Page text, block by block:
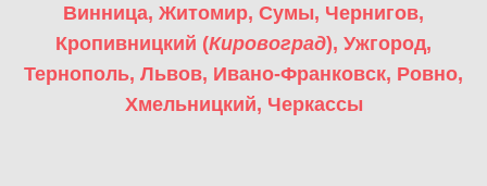
Винница, Житомир, Сумы, Чернигов,
Кропивницкий (Кировоград), Ужгород,
Тернополь, Львов, Ивано-Франковск, Ровно,
Хмельницкий, Черкассы